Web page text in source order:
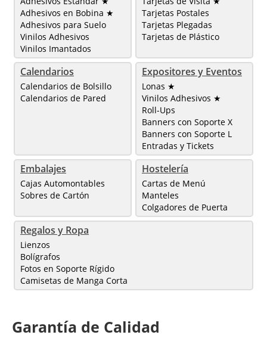
Adhesivos en Bobina ★
Adhesivos para Suelo
Vinilos Adhesivos
Vinilos Imantados
Tarjetas Postales
Tarjetas Plegadas
Tarjetas de Plástico
Calendarios
Calendarios de Bolsillo
Calendarios de Pared
Expositores y Eventos
Lonas ★
Vinilos Adhesivos ★
Roll-Ups
Banners con Soporte X
Banners con Soporte L
Entradas y Tickets
Embalajes
Cajas Automontables
Sobres de Cartón
Hostelería
Cartas de Menú
Manteles
Colgadores de Puerta
Regalos y Ropa
Lienzos
Bolígrafos
Fotos en Soporte Rígido
Camisetas de Manga Corta
Garantía de Calidad